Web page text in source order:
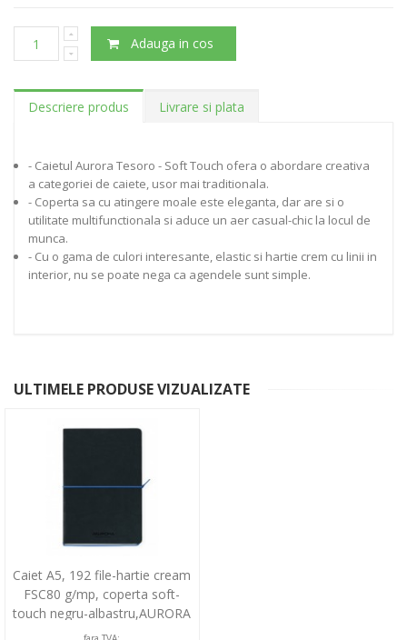
Adauga in cos
Descriere produs Livrare si plata
- Caietul Aurora Tesoro - Soft Touch ofera o abordare creativa
a categoriei de caiete, usor mai traditionala.
- Coperta sa cu atingere moale este eleganta, dar are si o
utilitate multifunctionala si aduce un aer casual-chic la locul de
munca.
- Cu o gama de culori interesante, elastic si hartie crem cu linii in
interior, nu se poate nega ca agendele sunt simple.
ULTIMELE PRODUSE VIZUALIZATE
Caiet A5, 192 file-hartie cream
FSC80 g/mp, coperta soft-
touch negru-albastru,AURORA
Tesoro-dictando